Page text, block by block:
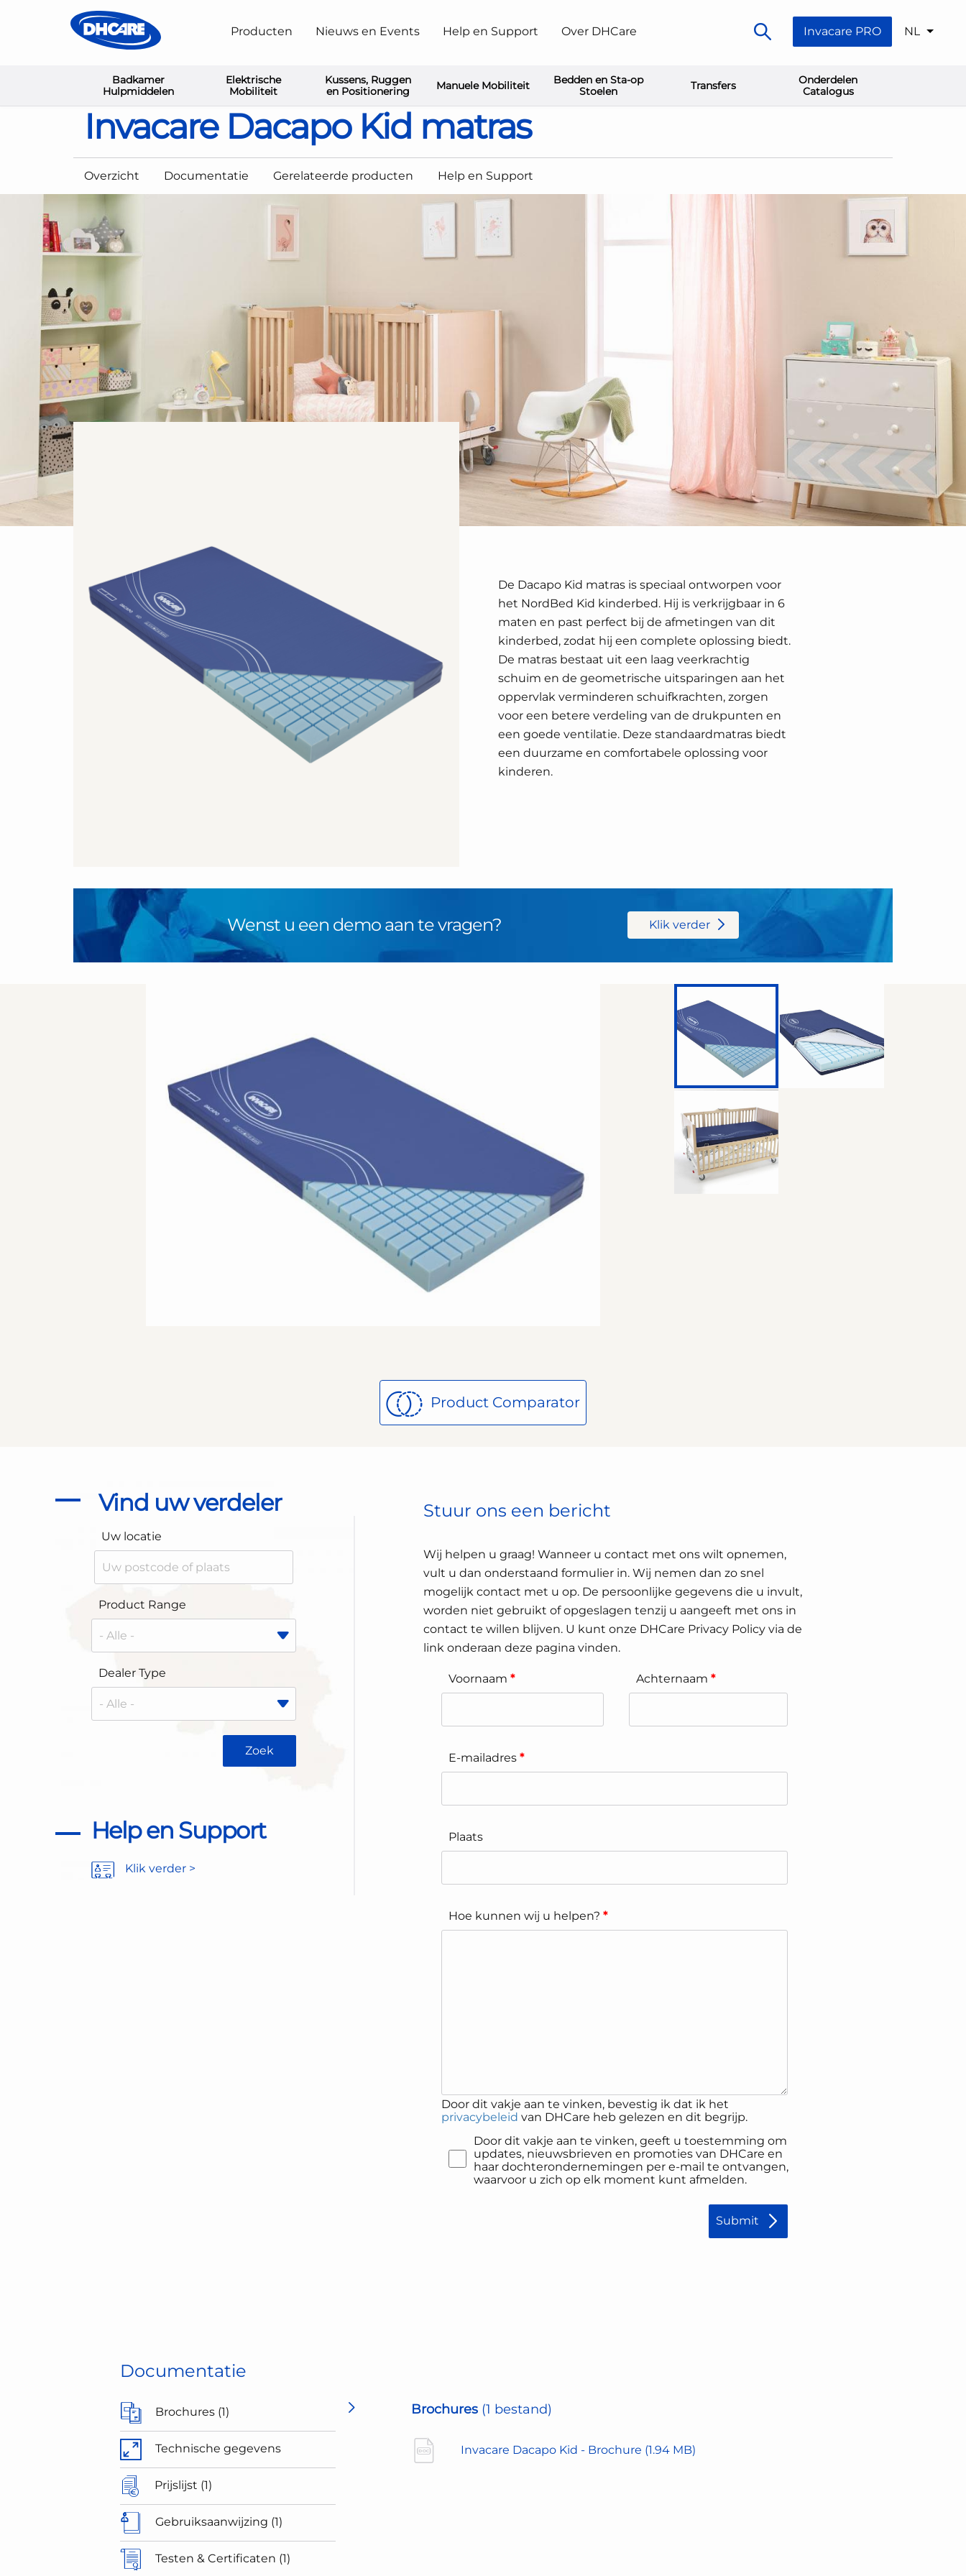
Producten
Badkamer
Hulpmiddelen
Elektrische
Mobiliteit
Kussens, Ruggen
en Positionering
Manuele Mobiliteit
Bedden en Sta-op
Stoelen
Transfers
Onderdelen
Catalogus
Nieuws en Events Help en Support Over DHCare NL
Invacare PRO
Home Kussens, Ruggen en Positionering Standaard Invacare Dacapo Kid matras
Invacare Dacapo Kid matras
Overzicht Documentatie Gerelateerde producten Help en Support
De Dacapo Kid matras is speciaal ontworpen voor
het NordBed Kid kinderbed. Hij is verkrijgbaar in 6
maten en past perfect bij de afmetingen van dit
kinderbed, zodat hij een complete oplossing biedt.
De matras bestaat uit een laag veerkrachtig
schuim en de geometrische uitsparingen aan het
oppervlak verminderen schuifkrachten, zorgen
voor een betere verdeling van de drukpunten en
een goede ventilatie. Deze standaardmatras biedt
een duurzame en comfortabele oplossing voor
kinderen.
Wenst u een demo aan te vragen? Klik verder
Product Comparator
Vind uw verdeler
Uw locatie
Product Range
Dealer Type
Help en Support
Klik verder >
Stuur ons een bericht
Wij helpen u graag! Wanneer u contact met ons wilt opnemen,
vult u dan onderstaand formulier in. Wij nemen dan zo snel
mogelijk contact met u op. De persoonlijke gegevens die u invult,
worden niet gebruikt of opgeslagen tenzij u aangeeft met ons in
contact te willen blijven. U kunt onze DHCare Privacy Policy via de
link onderaan deze pagina vinden.
Voornaam* Achternaam*
E-mailadres*
Plaats
Hoe kunnen wij u helpen?*
Door dit vakje aan te vinken, bevestig ik dat ik het
privacybeleid van DHCare heb gelezen en dit begrijp.
Door dit vakje aan te vinken, geeft u toestemming om
updates, nieuwsbrieven en promoties van DHCare en
haar dochterondernemingen per e-mail te ontvangen,
waarvoor u zich op elk moment kunt afmelden.
Documentatie
Brochures (1) Brochures (1 bestand)
Invacare Dacapo Kid - Brochure (1.94 MB)
Technische gegevens
Prijslijst (1)
Gebruiksaanwijzing (1)
Testen & Certificaten (1)